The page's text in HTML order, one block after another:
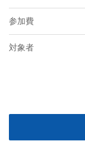
参加費
対象者